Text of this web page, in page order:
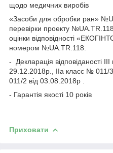
щодо медичних виробів
«Засоби для обробки ран»
перевірки проекту
оцінки відповідності
номером №UA.TR.118.
- Декларація відповіданості
29.12.2018р., ІІа класс № 011/
011/2 від 03.08.2018р .
- Гарантія якості 10 років
Приховати